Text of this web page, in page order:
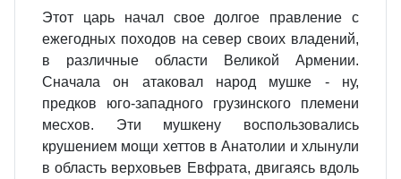
Этот царь начал свое долгое правление с
ежегодных походов на север своих владений,
в различные области Великой Армении.
Сначала он атаковал народ мушке - ну,
предков юго-западного грузинского племени
месхов. Эти мушкену воспользовались
крушением мощи хеттов в Анатолии и хлынули
в область верховьев Евфрата, двигаясь вдоль